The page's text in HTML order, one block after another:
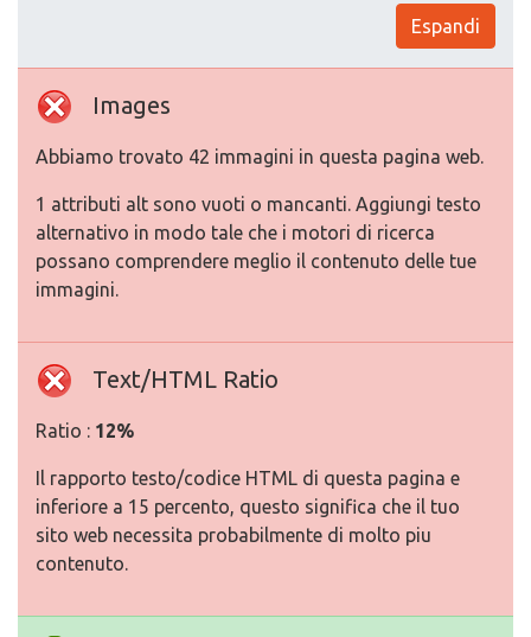
Espandi
Images
Abbiamo trovato 42 immagini in questa pagina web.
1 attributi alt sono vuoti o mancanti. Aggiungi testo
alternativo in modo tale che i motori di ricerca
possano comprendere meglio il contenuto delle tue
immagini.
Text/HTML Ratio
Ratio : 12%
Il rapporto testo/codice HTML di questa pagina e
inferiore a 15 percento, questo significa che il tuo
sito web necessita probabilmente di molto piu
contenuto.